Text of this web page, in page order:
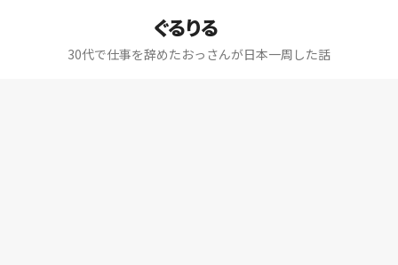
ぐるりる
30代で仕事を辞めたおっさんが日本一周した話